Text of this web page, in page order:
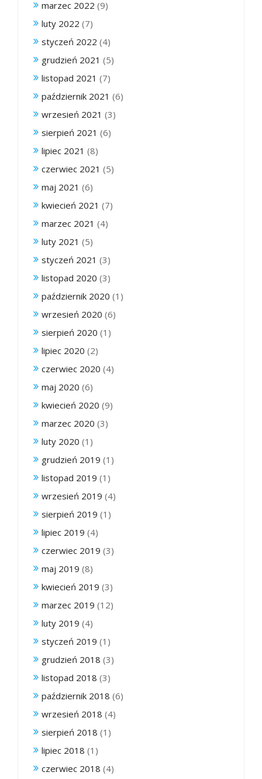
marzec 2022 (9)
luty 2022 (7)
styczeń 2022 (4)
grudzień 2021 (5)
listopad 2021 (7)
październik 2021 (6)
wrzesień 2021 (3)
sierpień 2021 (6)
lipiec 2021 (8)
czerwiec 2021 (5)
maj 2021 (6)
kwiecień 2021 (7)
marzec 2021 (4)
luty 2021 (5)
styczeń 2021 (3)
listopad 2020 (3)
październik 2020 (1)
wrzesień 2020 (6)
sierpień 2020 (1)
lipiec 2020 (2)
czerwiec 2020 (4)
maj 2020 (6)
kwiecień 2020 (9)
marzec 2020 (3)
luty 2020 (1)
grudzień 2019 (1)
listopad 2019 (1)
wrzesień 2019 (4)
sierpień 2019 (1)
lipiec 2019 (4)
czerwiec 2019 (3)
maj 2019 (8)
kwiecień 2019 (3)
marzec 2019 (12)
luty 2019 (4)
styczeń 2019 (1)
grudzień 2018 (3)
listopad 2018 (3)
październik 2018 (6)
wrzesień 2018 (4)
sierpień 2018 (1)
lipiec 2018 (1)
czerwiec 2018 (4)